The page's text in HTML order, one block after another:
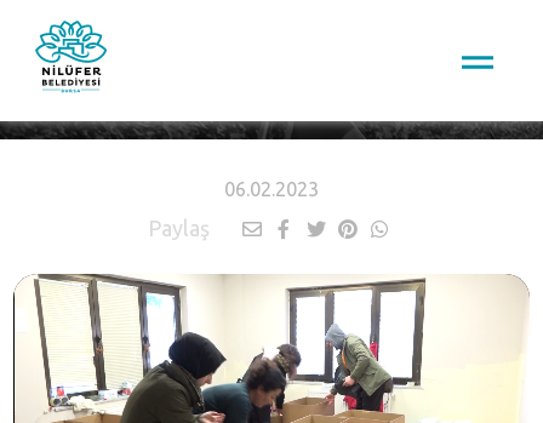
06.02.2023
Paylaş